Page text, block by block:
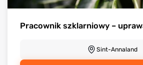
Pracownik szklarniowy –
Sint-Annaland